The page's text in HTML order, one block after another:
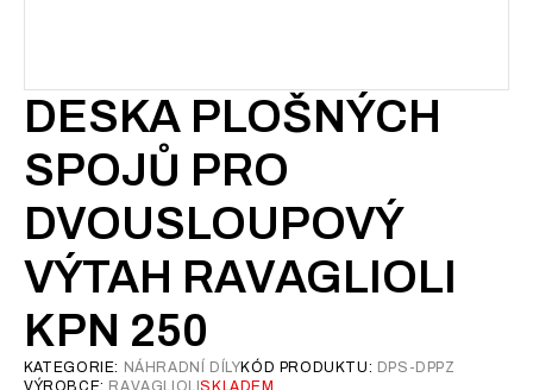
DESKA PLOŠNÝCH
SPOJŮ PRO
DVOUSLOUPOVÝ
VÝTAH RAVAGLIOLI
KPN 250
KATEGORIE: NÁHRADNÍ DÍLYKÓD PRODUKTU: DPS-DPPZ
VÝROBCE: RAVAGLIOLI SKLADEM